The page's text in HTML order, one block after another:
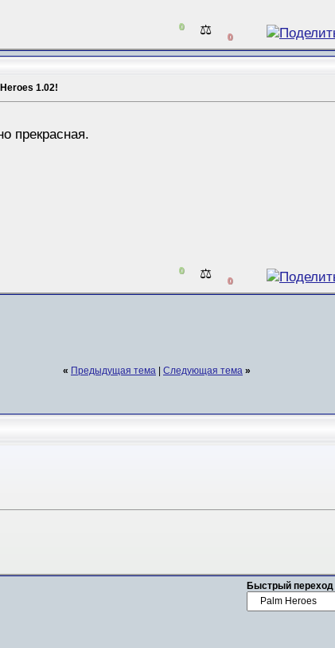
0 ⚖️ 0
1.02!
прекрасная.
0 ⚖️ 0
« Предыдущая тема Следующая тема »
Быстрый переход